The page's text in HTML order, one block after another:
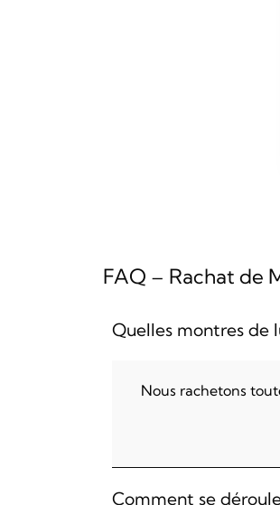
FAQ – Rachat de
Quelles montres de
Nous rachetons
Comment se